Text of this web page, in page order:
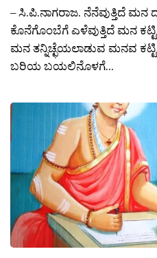
– ಸಿ.ಪಿ.ನಾಗರಾಜ. ನೆನೆವುತ್ತಿದೆ ಮನ
ಕೊನೆಗೊಂಬೆಗೆ ಎಳೆವುತ್ತಿದೆ ಮನ
ಮನ ತನ್ನಿಚ್ಛೆಯಲಾಡುವ ಮನವ
ಬರಿಯ ಬಯಲಿನೊಳಗೆ...